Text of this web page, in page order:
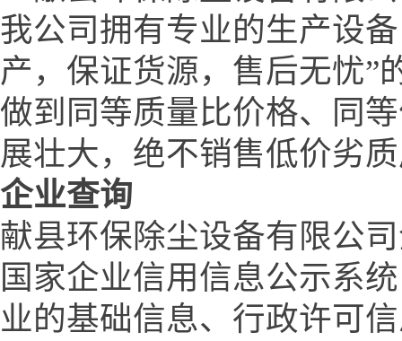
我公司拥有专业的生产设
产，保证货源，售后无忧”
做到同等质量比价格、同
展壮大，绝不销售低价劣
企业查询
献县环保除尘设备有限公
国家企业信用信息公示系
业的基础信息、行政许可